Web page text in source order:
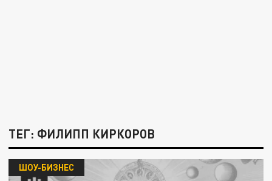
ТЕГ: ФИЛИПП КИРКОРОВ
ШОУ-БИЗНЕС